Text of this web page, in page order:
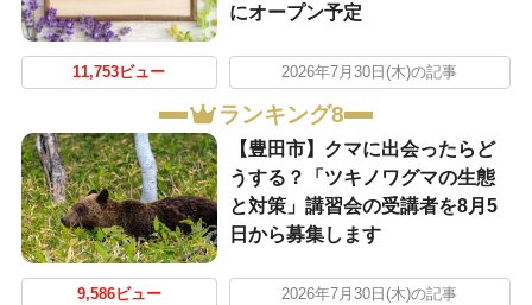
にオープン予定
11,753ビュー 2026年7月30日(木)の記事
ランキング8
【豊田市】クマに出会ったらど
うする？「ツキノワグマの生態
と対策」講習会の受講者を8月5
日から募集します
9,586ビュー 2026年7月30日(木)の記事